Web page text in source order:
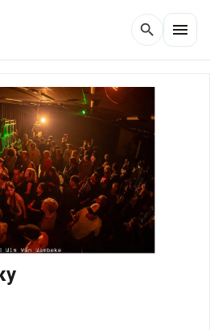
search menu